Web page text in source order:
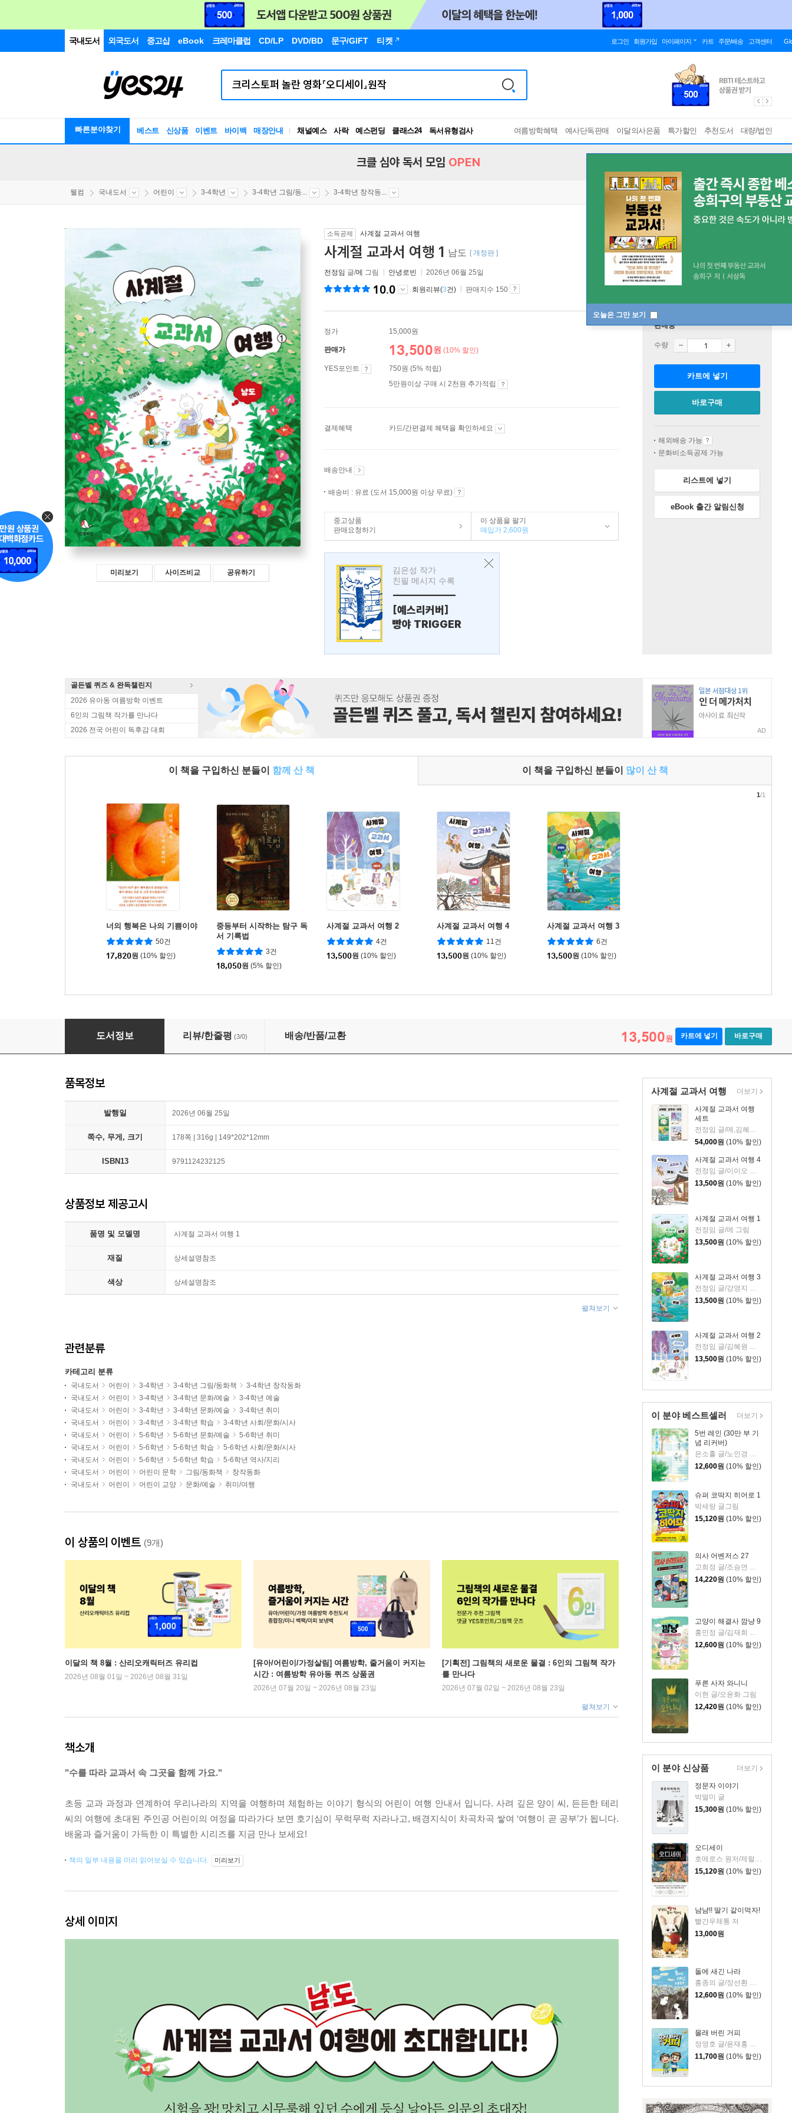
국내도서 외국도서 중고샵 eBook 크레마클럽 CD/LP DVD/BD 문구/GIFT 티켓 로그인 회원가입 마이페이지 카트 주문/배송 고객센터
빠른분야찾기 베스트 신상품 이벤트 바이백 매장안내 채널예스 사락 예스펀딩 클래스24
독서유형검사
RBTI Lab
여름방학혜택 예사단독판매 이달의사은품 특가할인 추천도서 대량/법인
오늘은 그만 보기
크클 심야 독서 모임 OPEN
웰컴 국내도서 어린이 3-4학년 3-4학년 그림/동... 3-4학년 창작동...
미리보기 사이즈비교 공유하기
소득공제 사계절 교과서 여행
사계절 교과서 여행 1 남도 [ 개정판 ]
전정임 글/메 그림 안녕로빈 2026년 06월 25일
10.0 회원리뷰(3건) 판매지수 150
정가 15,000원
판매가 13,500원 (10% 할인)
YES포인트
750원 (5% 적립)
5만원이상 구매 시 2천원 추가적립
결제혜택 카드/간편결제 혜택을 확인하세요
배송안내
배송비 : 유료 (도서 15,000원 이상 무료)
중고상품
판매요청하기
이 상품을 팔기
매입가 2,600원
김은성 작가
친필 메시지 수록
---------------
[예스리커버]
빵야 TRIGGER
판매중
수량
카트에 넣기
바로구매
해외배송 가능
문화비소득공제 가능
리스트에 넣기
eBook 출간 알림신청
골든벨 퀴즈 & 완독챌린지
2026 유아동 여름방학 이벤트
6인의 그림책 작가를 만나다
2026 전국 어린이 독후감 대회
AD
이 책을 구입하신 분들이 함께 산 책 이 책을 구입하신 분들이 많이 산 책
너의 행복은 나의 기쁨이야
50건
17,820원 (10% 할인)
중등부터 시작하는 탐구 독
서 기록법
3건
18,050원 (5% 할인)
사계절 교과서 여행 2
4건
13,500원 (10% 할인)
사계절 교과서 여행 4
11건
13,500원 (10% 할인)
사계절 교과서 여행 3
6건
13,500원 (10% 할인)
1/1
사계절 교과서 여행 1
도서정보 리뷰/한줄평 (3/0) 배송/반품/교환 13,500원 카트에 넣기 바로구매
사계절 교과서 여행
사계절 교과서 여행
세트
전정임 글/메,김혜원,강영지,이이오 그림
54,000원 (10% 할인)
사계절 교과서 여행 4
전정임 글/이이오 그림
13,500원 (10% 할인)
사계절 교과서 여행 1
전정임 글/메 그림
13,500원 (10% 할인)
사계절 교과서 여행 3
전정임 글/강영지 그림
13,500원 (10% 할인)
사계절 교과서 여행 2
전정임 글/김혜원 그림
13,500원 (10% 할인)
더보기
이 분야 베스트셀러
5번 레인 (30만 부 기
념 리커버)
은소홀 글/노인경 그림
12,600원 (10% 할인)
슈퍼 코딱지 히어로 1
박세랑 글그림
15,120원 (10% 할인)
의사 어벤저스 27
14,220원 (10% 할인)
고양이 해결사 깜냥 9
홍민정 글/김재희 그림
12,600원 (10% 할인)
푸른 사자 와니니
이현 글/오윤화 그림
12,420원 (10% 할인)
더보기
이 분야 신상품
정문자 이야기
박멀미 글
15,300원 (10% 할인)
오디세이
15,120원 (10% 할인)
냠냠!! 딸기 같이먹자!
빨간우체통 저
13,000원
돌에 새긴 나라
홍종의 글/장선환 그림
12,600원 (10% 할인)
몰래 버린 거피
정영호 글/윤재홍 그림
11,700원 (10% 할인)
더보기
품목정보
발행일 2026년 06월 25일
쪽수, 무게, 크기 178쪽 | 316g | 149*202*12mm
ISBN13 9791124232125
상품정보 제공고시
품명 및 모델명 사계절 교과서 여행 1
재질 상세설명참조
색상 상세설명참조
펼쳐보기
관련분류
카테고리 분류
국내도서 어린이 3-4학년 3-4학년 그림/동화책
3-4학년 창작동화
국내도서
어린이 3-4학년 3-4학년 문화/예술
3-4학년 예술
국내도서
어린이 3-4학년 3-4학년 문화/예술
3-4학년 취미
국내도서
어린이 3-4학년 3-4학년 학습
3-4학년 사회/문화/시사
국내도서
어린이 5-6학년 5-6학년 문화/예술
5-6학년 취미
국내도서
어린이 5-6학년 5-6학년 학습
5-6학년 사회/문화/시사
국내도서
어린이 5-6학년 5-6학년 학습
5-6학년 역사/지리
국내도서
어린이 어린이 문학 그림/동화책
창작동화
국내도서
어린이 어린이 교양 문화/예술 취미/여행
이 상품의 이벤트 (9개)
이달의 책 8월 : 산리오캐릭터즈 유리컵
2026년 08월 01일 ~ 2026년 08월 31일
[유아/어린이/가정살림] 여름방학, 줄거움이 커지는
시간 : 여름방학 유아동 퀴즈 상품권
2026년 07월 20일 ~ 2026년 08월 23일
[기획전] 그림책의 새로운 물결 : 6인의 그림책 작가
를 만나다
2026년 07월 02일 ~ 2026년 08월 23일
펼쳐보기
책소개
"수를 따라 교과서 속 그곳을 함께 가요."
초등 교과 과정과 연계하여 우리나라의 지역을 여행하며 체험하는 이야기 형식의 어린이 여행 안내서 입니다. 사려 깊은 양이 씨, 든든한 테리
씨의 여행에 초대된 주인공 어린이의 여정을 따라가다 보면 호기심이 무럭무럭 자라나고, 배경지식이 차곡차곡 쌓여 ‘여행이 곧 공부’가 됩니다.
배움과 즐거움이 가득한 이 특별한 시리즈를 지금 만나 보세요!
책의 일부 내용을 미리 읽어보실 수 있습니다. 미리보기
상세 이미지